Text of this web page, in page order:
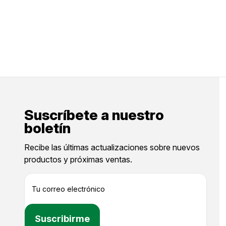
Suscríbete a nuestro
boletín
Recibe las últimas actualizaciones sobre nuevos
productos y próximas ventas.
e